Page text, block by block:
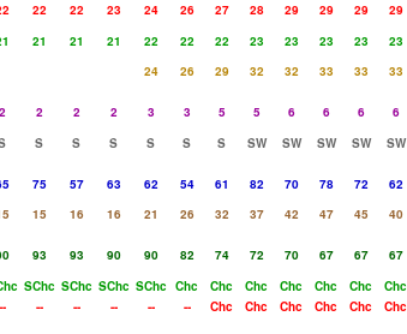
22 22 23 24 26 27 28 29 29 29 29
21 21 21 22 22 22 23 23 23 23 23
24 26 29 32 32 33 33 33
2 2 2 2 3 3 5 5 6 6 6 6
S S S S S S SW SW SW SW SW
75 57 63 62 54 61 82 70 78 72 62
15 16 16 21 26 32 37 42 47 45 40
93 93 90 90 82 74 72 70 67 67 67
SChc SChc SChc SChc Chc Chc Chc Chc Chc Chc Chc
-- -- -- -- -- -- Chc Chc Chc Chc Chc Chc